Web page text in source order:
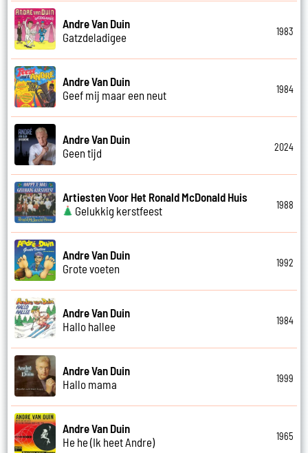
Andre Van Duin
Gatzdeladigee
1983
Andre Van Duin
Geef mij maar een neut
1984
Andre Van Duin
Geen tijd
2024
Artiesten Voor Het Ronald McDonald Huis
Gelukkig kerstfeest
1988
Andre Van Duin
Grote voeten
1992
Andre Van Duin
Hallo hallee
1984
Andre Van Duin
Hallo mama
1999
Andre Van Duin
He he (Ik heet Andre)
1965